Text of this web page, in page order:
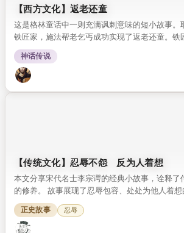
【西方文化】返老还童
这是格林童话中一则充满讽刺意味的短小故事。
铁匠家，施法帮老乞丐成功实现了返老还童。铁
岳母改造，结果闹出了完全失控的乱子。
神话传说
【传统文化】忍辱不怨 反为人着想
本文分享宋代名士李宗谔的经典小故事，诠释了
的修养。 故事展现了忍辱包容、处处为他人着想
我们细细品读。
正史故事 忍辱